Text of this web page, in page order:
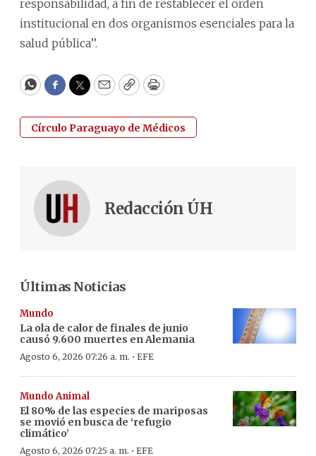
responsabilidad, a fin de restablecer el orden
institucional en dos organismos esenciales para la
salud pública’’.
WhatsApp
Facebook
Twitter
EmailCopyPrint
Círculo Paraguayo de Médicos
Redacción ÚH
Últimas Noticias
Mundo
La ola de calor de finales de junio
causó 9.600 muertes en Alemania
Agosto 6, 2026 07:26 a. m. · EFE
Mundo Animal
El 80% de las especies de mariposas
se movió en busca de ‘refugio
climático’
Agosto 6, 2026 07:25 a. m. · EFE